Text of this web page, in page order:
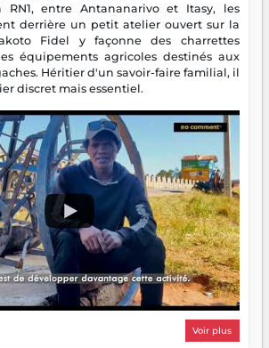
entre Antananarivo et Itasy, les
derrière un petit atelier ouvert sur la
Fidel y façonne des charrettes
équipements agricoles destinés aux
Héritier d'un savoir-faire familial, il
discret mais essentiel.
Voir plus